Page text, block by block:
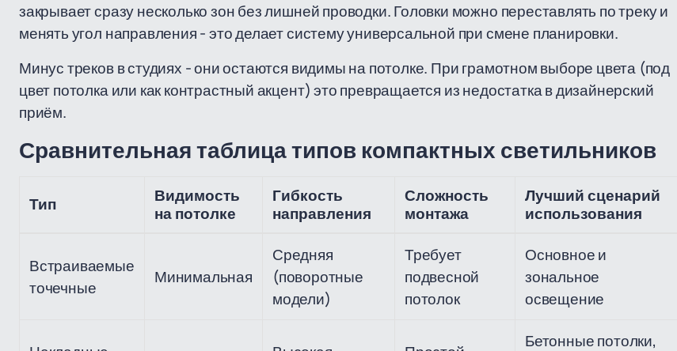
закрывает сразу несколько зон без лишней проводки. Головки можно переставлять по треку и
менять угол направления - это делает систему универсальной при смене планировки.
Минус треков в студиях - они остаются видимы на потолке. При грамотном выборе цвета (под
цвет потолка или как контрастный акцент) это превращается из недостатка в дизайнерский
приём.
Сравнительная таблица типов компактных светильников
Тип
Видимость
на потолке
Гибкость
направления
Сложность
монтажа
Лучший сценарий
использования
Встраиваемые
точечные
Минимальная
Средняя
(поворотные
модели)
Требует
подвесной
потолок
Основное и
зональное
освещение
Бетонные потолки,